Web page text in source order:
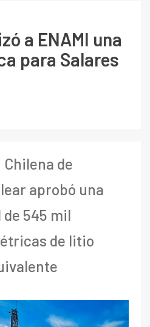
a ENAMI una
para Salares
de
aprobó una
545 mil
de litio